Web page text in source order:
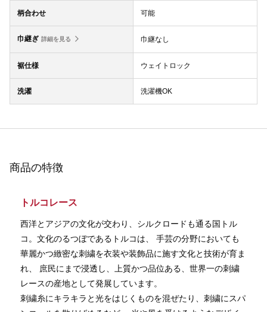
柄合わせ 可能
巾継ぎ 詳細を見る 巾継なし
裾仕様 ウェイトロック
洗濯 洗濯機OK
商品の特徴
トルコレース
西洋とアジアの文化が交わり、シルクロードも通る国トル
コ。文化のるつぼであるトルコは、 手芸の分野においても
華麗かつ緻密な刺繍を衣装や装飾品に施す文化と技術が育ま
れ、 庶民にまで浸透し、上質かつ品位ある、世界一の刺繍
レースの産地として発展しています。
刺繍糸にキラキラと光をはじくものを混ぜたり、刺繍にスパ